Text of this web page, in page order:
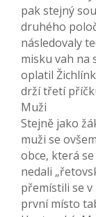
pak stejný
druhého
následovaly
misku vah na
oplatil
drží třetí
Muži
Stejně jako
muži se
obce, která
nedali
přemístili se
první místo